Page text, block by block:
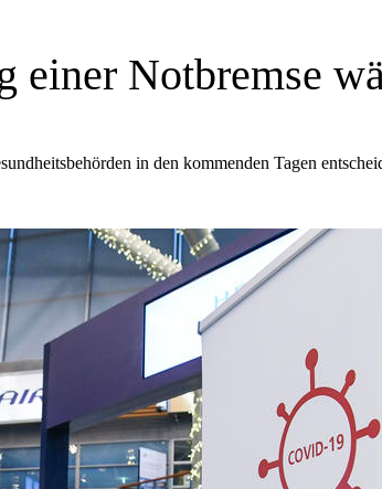
Notbremse
in den kommenden Tagen